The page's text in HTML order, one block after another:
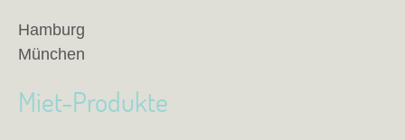
Hamburg
München
Miet-Produkte